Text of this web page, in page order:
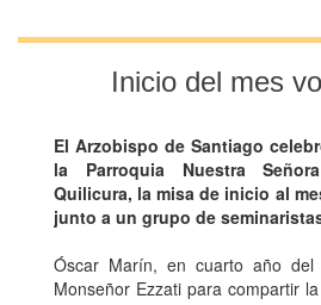
Inicio del mes
El Arzobispo de Santiago
la Parroquia Nuestra
Quilicura, la misa de inicio al
junto a un grupo de
Óscar Marín, en cuarto año del
Monseñor Ezzati para compartir